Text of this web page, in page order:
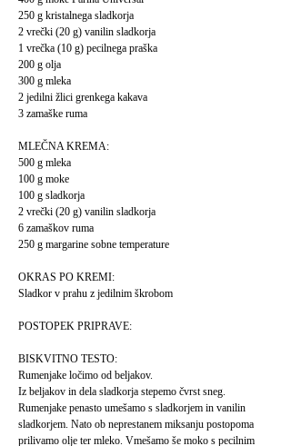
250 g kristalnega sladkorja
2 vrečki (20 g) vanilin sladkorja
1 vrečka (10 g) pecilnega praška
200 g olja
300 g mleka
2 jedilni žlici grenkega kakava
3 zamaške ruma
MLEČNA KREMA:
500 g mleka
100 g moke
100 g sladkorja
2 vrečki (20 g) vanilin sladkorja
6 zamaškov ruma
250 g margarine sobne temperature
OKRAS PO KREMI:
Sladkor v prahu z jedilnim škrobom
POSTOPEK PRIPRAVE:
BISKVITNO TESTO:
Rumenjake ločimo od beljakov.
Iz beljakov in dela sladkorja stepemo čvrst sneg.
Rumenjake penasto umešamo s sladkorjem in vanilin
sladkorjem. Nato ob neprestanem miksanju postopoma
prilivamo olje ter mleko. Vmešamo še moko s pecilnim